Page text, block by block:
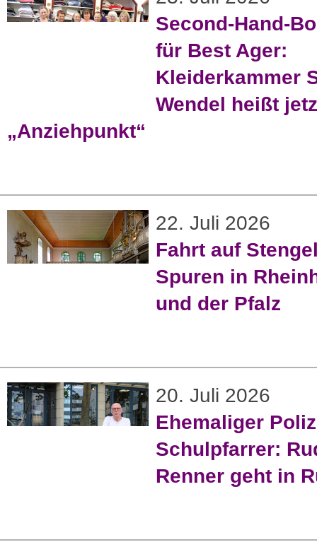
Second-Hand-
für Best Ager:
Kleiderkammer
Wendel heißt
„Anziehpunkt“
22. Juli 2026
Fahrt auf
Spuren in
und der Pfalz
20. Juli 2026
Ehemaliger
Schulpfarrer:
Renner geht in